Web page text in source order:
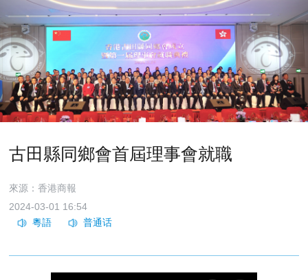
古田縣同鄉會首屆理事會就職
來源：香港商報
2024-03-01 16:54